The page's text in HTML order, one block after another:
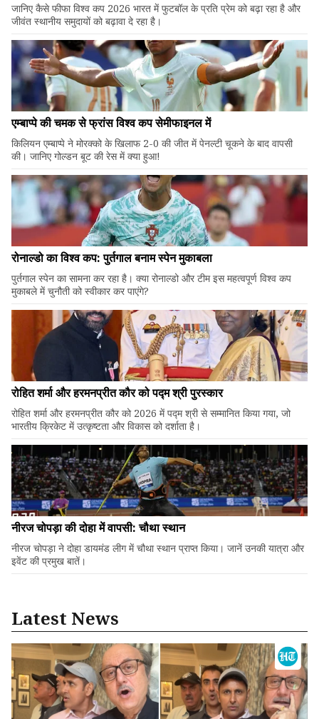
जानिए कैसे फीफा विश्व कप 2026 भारत में फुटबॉल के प्रति प्रेम को बढ़ा रहा है और
जीवंत स्थानीय समुदायों को बढ़ावा दे रहा है।
एम्बाप्पे की चमक से फ्रांस विश्व कप सेमीफाइनल में
किलियन एम्बाप्पे ने मोरक्को के खिलाफ 2-0 की जीत में पेनल्टी चूकने के बाद वापसी
की। जानिए गोल्डन बूट की रेस में क्या हुआ!
रोनाल्डो का विश्व कप: पुर्तगाल बनाम स्पेन मुकाबला
पुर्तगाल स्पेन का सामना कर रहा है। क्या रोनाल्डो और टीम इस महत्वपूर्ण विश्व कप
मुकाबले में चुनौती को स्वीकार कर पाएंगे?
रोहित शर्मा और हरमनप्रीत कौर को पद्म श्री पुरस्कार
रोहित शर्मा और हरमनप्रीत कौर को 2026 में पद्म श्री से सम्मानित किया गया, जो
भारतीय क्रिकेट में उत्कृष्टता और विकास को दर्शाता है।
नीरज चोपड़ा की दोहा में वापसी: चौथा स्थान
नीरज चोपड़ा ने दोहा डायमंड लीग में चौथा स्थान प्राप्त किया। जानें उनकी यात्रा और
इवेंट की प्रमुख बातें।
Latest News